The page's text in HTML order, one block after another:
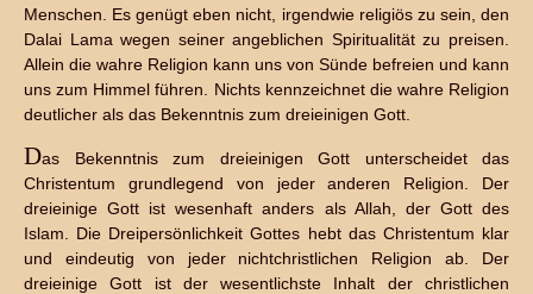
Menschen. Es genügt eben nicht, irgendwie religiös zu sein, den
Dalai Lama wegen seiner angeblichen Spiritualität zu preisen.
Allein die wahre Religion kann uns von Sünde befreien und kann
uns zum Himmel führen. Nichts kennzeichnet die wahre Religion
deutlicher als das Bekenntnis zum dreieinigen Gott.
Das Bekenntnis zum dreieinigen Gott unterscheidet das
Christentum grundlegend von jeder anderen Religion. Der
dreieinige Gott ist wesenhaft anders als Allah, der Gott des
Islam. Die Dreipersönlichkeit Gottes hebt das Christentum klar
und eindeutig von jeder nichtchristlichen Religion ab. Der
dreieinige Gott ist der wesentlichste Inhalt der christlichen